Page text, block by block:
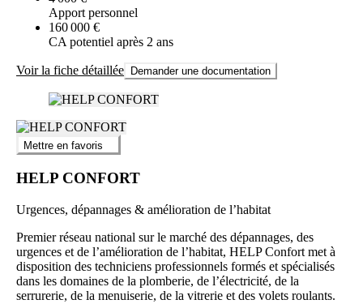
Apport personnel
160 000 €
CA potentiel après 2 ans
Voir la fiche détaillée Demander une documentation
Mettre en favoris
HELP CONFORT
Urgences, dépannages & amélioration de l’habitat
Premier réseau national sur le marché des dépannages, des
urgences et de l’amélioration de l’habitat, HELP Confort met à
disposition des techniciens professionnels formés et spécialisés
dans les domaines de la plomberie, de l’électricité, de la
serrurerie, de la menuiserie, de la vitrerie et des volets roulants.